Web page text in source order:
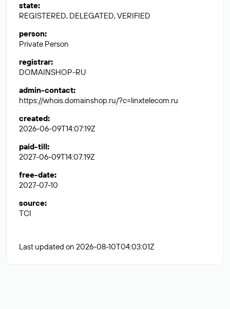
state:
REGISTERED, DELEGATED, VERIFIED
person:
Private Person
registrar:
DOMAINSHOP-RU
admin-contact:
https://whois.domainshop.ru/?c=linxtelecom.ru
created:
2026-06-09T14:07:19Z
paid-till:
2027-06-09T14:07:19Z
free-date:
2027-07-10
source:
TCI
Last updated on 2026-08-10T04:03:01Z